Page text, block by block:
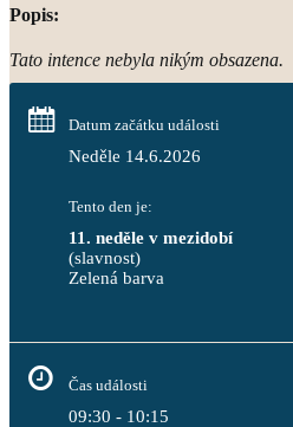
Popis:
Tato intence nebyla nikým obsazena.
Datum začátku události
Neděle 14.6.2026
Tento den je:
11. neděle v mezidobí
(slavnost)
Čas události
09:30 - 10:15